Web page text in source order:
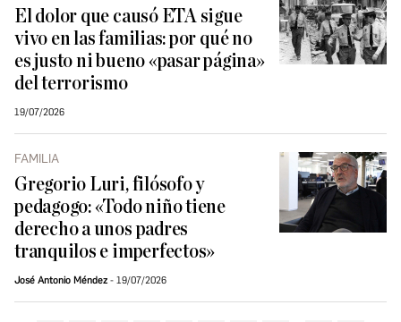
El dolor que causó ETA sigue
vivo en las familias: por qué no
es justo ni bueno «pasar página»
del terrorismo
19/07/2026
FAMILIA
Gregorio Luri, filósofo y
pedagogo: «Todo niño tiene
derecho a unos padres
tranquilos e imperfectos»
José Antonio Méndez 19/07/2026